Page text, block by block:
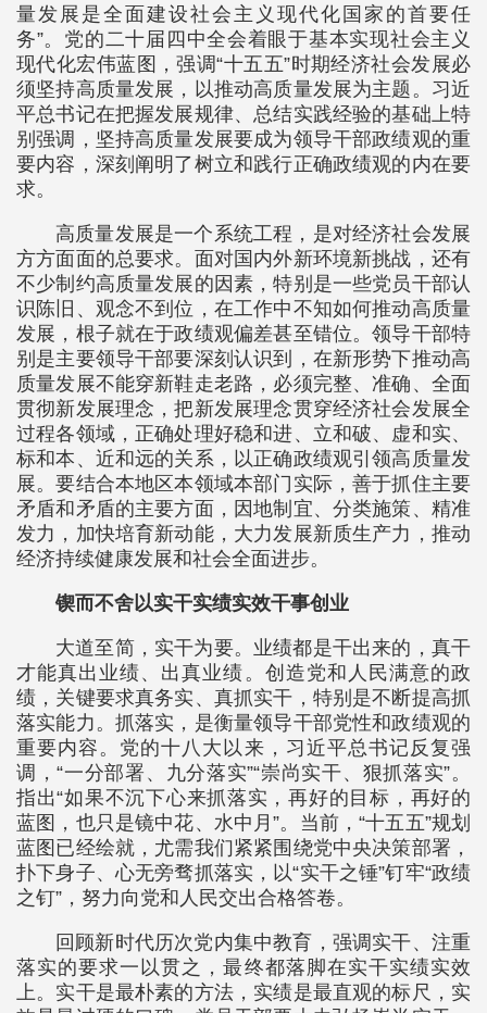
量发展是全面建设社会主义现代化国家的首要任
务”。党的二十届四中全会着眼于基本实现社会主义
现代化宏伟蓝图，强调“十五五”时期经济社会发展必
须坚持高质量发展，以推动高质量发展为主题。习近
平总书记在把握发展规律、总结实践经验的基础上特
别强调，坚持高质量发展要成为领导干部政绩观的重
要内容，深刻阐明了树立和践行正确政绩观的内在要
求。
高质量发展是一个系统工程，是对经济社会发展
方方面面的总要求。面对国内外新环境新挑战，还有
不少制约高质量发展的因素，特别是一些党员干部认
识陈旧、观念不到位，在工作中不知如何推动高质量
发展，根子就在于政绩观偏差甚至错位。领导干部特
别是主要领导干部要深刻认识到，在新形势下推动高
质量发展不能穿新鞋走老路，必须完整、准确、全面
贯彻新发展理念，把新发展理念贯穿经济社会发展全
过程各领域，正确处理好稳和进、立和破、虚和实、
标和本、近和远的关系，以正确政绩观引领高质量发
展。要结合本地区本领域本部门实际，善于抓住主要
矛盾和矛盾的主要方面，因地制宜、分类施策、精准
发力，加快培育新动能，大力发展新质生产力，推动
经济持续健康发展和社会全面进步。
锲而不舍以实干实绩实效干事创业
大道至简，实干为要。业绩都是干出来的，真干
才能真出业绩、出真业绩。创造党和人民满意的政
绩，关键要求真务实、真抓实干，特别是不断提高抓
落实能力。抓落实，是衡量领导干部党性和政绩观的
重要内容。党的十八大以来，习近平总书记反复强
调，“一分部署、九分落实”“崇尚实干、狠抓落实”。
指出“如果不沉下心来抓落实，再好的目标，再好的
蓝图，也只是镜中花、水中月”。当前，“十五五”规划
蓝图已经绘就，尤需我们紧紧围绕党中央决策部署，
扑下身子、心无旁骛抓落实，以“实干之锤”钉牢“政绩
之钉”，努力向党和人民交出合格答卷。
回顾新时代历次党内集中教育，强调实干、注重
落实的要求一以贯之，最终都落脚在实干实绩实效
上。实干是最朴素的方法，实绩是最直观的标尺，实